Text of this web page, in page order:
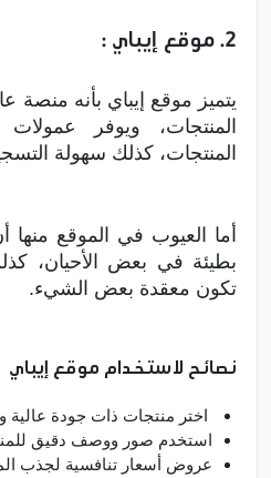
2. موقع إيباي :
يتميز موقع إيباي بأنه منصة
المنتجات، ويوفر
المنتجات، كذلك سهولة
أما العيوب في الموقع منها
بطيئة في بعض الأحيان،
تكون معقدة بعض الشيء.
نصائح لاستخدام موقع إيباي
اختر منتجات ذات جودة عالية
استخدم صور ووصف دقيق
عروض أسعار تنافسية لجذب